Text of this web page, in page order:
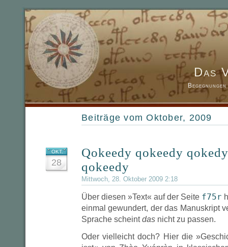
Das
Beiträge vom Oktober, 2009
OKT.
28
Qokeedy qokeedy
qokeedy
Mittwoch, 28. Oktober 2009 2:18
Über diesen »Text« auf der Seite f75r
einmal gewundert, der das Manuskript
Sprache scheintdas nicht zu passen.
Oder vielleicht doch? Hier die